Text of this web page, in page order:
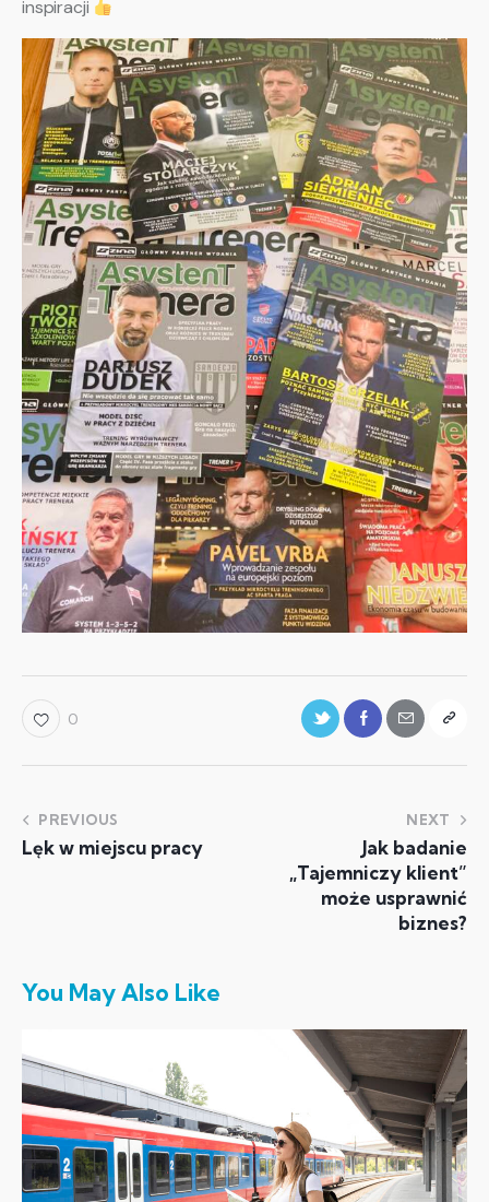
inspiracji
0
PREVIOUS
Lęk w miejscu pracy
NEXT
Jak badanie
„Tajemniczy klient”
może usprawnić
biznes?
You May Also Like